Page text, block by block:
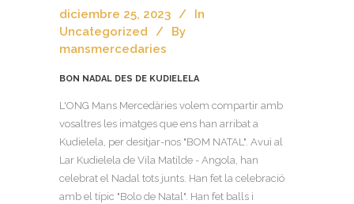
diciembre 25, 2023
In
Uncategorized
By
mansmercedaries
BON NADAL DES DE KUDIELELA
L'ONG Mans Mercedàries volem compartir amb
vosaltres les imatges que ens han arribat a
Kudielela, per desitjar-nos "BOM NATAL". Avui al
Lar Kudielela de Vila Matilde - Angola, han
celebrat el Nadal tots junts. Han fet la celebració
amb el típic "Bolo de Natal". Han fet balls i